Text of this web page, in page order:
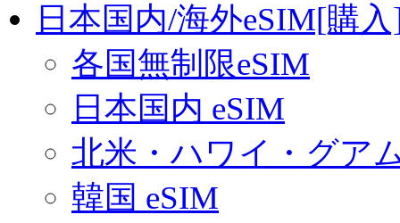
日本国内/海外eSIM[購
各国無制限eSIM
日本国内 eSIM
北米・ハワイ・グア
韓国 eSIM